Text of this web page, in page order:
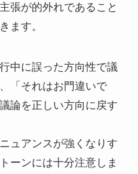
張が的外れであること
ます。
中に誤った方向性で議
「それはお門違いで
論を正しい方向に戻す
ュアンスが強くなりす
ーンには十分注意しま